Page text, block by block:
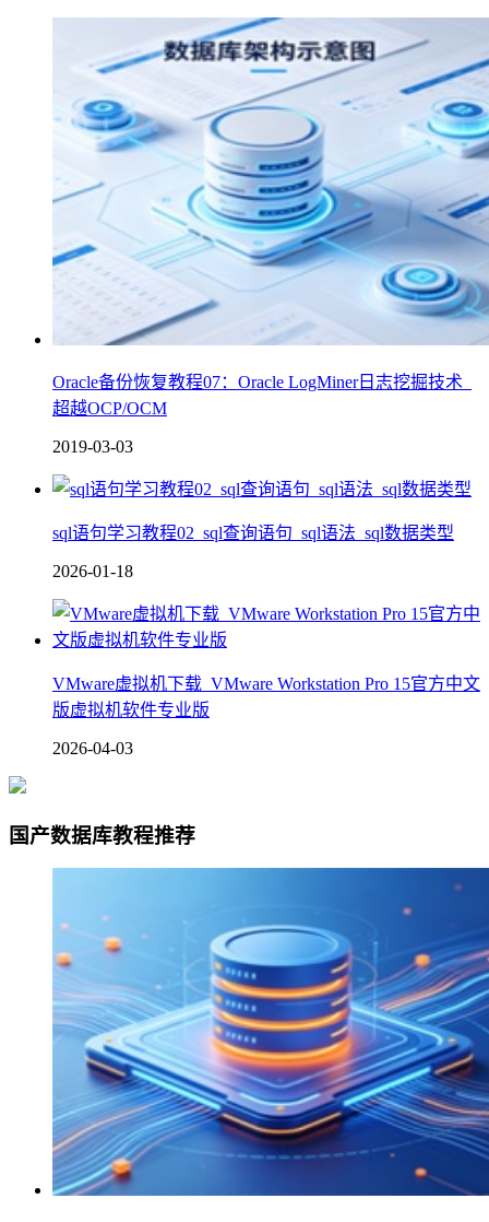
Oracle备份恢复教程07：Oracle LogMiner日志挖掘技术_
超越OCP/OCM
2019-03-03
sql语句学习教程02_sql查询语句_sql语法_sql数据类型
2026-01-18
VMware虚拟机下载_VMware Workstation Pro 15官方中文
版虚拟机软件专业版
2026-04-03
国产数据库教程推荐